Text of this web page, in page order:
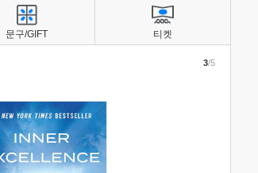
3/5
문구/GIFT 티켓